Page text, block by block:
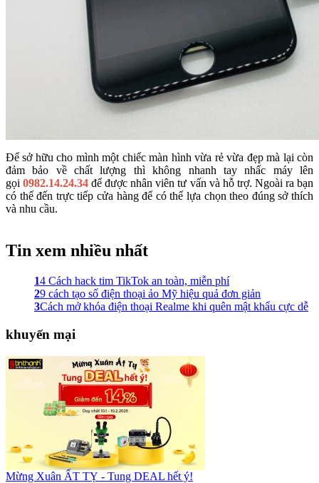
Để sở hữu cho mình một chiếc màn hình vừa rẻ vừa đẹp mà lại còn
đảm bảo về chất lượng thì không nhanh tay nhấc máy lên
gọi0982.14.24.34 để được nhân viên tư vấn và hỗ trợ. Ngoài ra bạn
có thể đến trực tiếp cửa hàng để có thể lựa chọn theo đúng sở thích
và nhu cầu.
Tin xem nhiều nhất
14 Cách hack tim TikTok an toàn, miễn phí
29 cách tạo số điện thoại ảo Mỹ hiệu quả đơn giản
3Cách mở khóa điện thoại Realme khi quên mật khẩu cực dễ
khuyến mại
Mừng Xuân ẤT TỴ - Tung DEAL hết ý!